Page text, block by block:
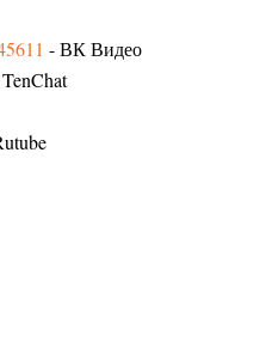
- ВК Видео